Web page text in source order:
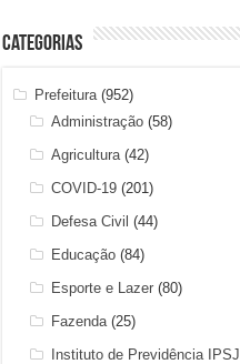
Categorias
Prefeitura (952)
Administração (58)
Agricultura (42)
COVID-19 (201)
Defesa Civil (44)
Educação (84)
Esporte e Lazer (80)
Fazenda (25)
Instituto de Previdência IPSJ